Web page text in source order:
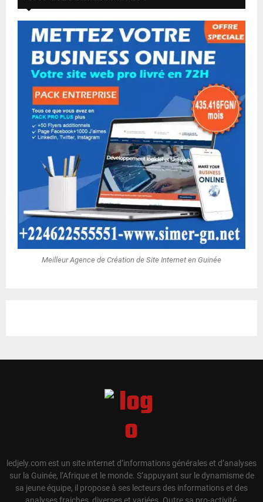
Meilleur Agence de Création de Site Internet en Guinée
ledjely.com est un site internet d’informations générales et d’analyses
sur la Guinée, l’Afrique et le monde. S’appuyant sur le dynamisme de
sa jeune équipe, il propose à ses lecteurs des informations et des